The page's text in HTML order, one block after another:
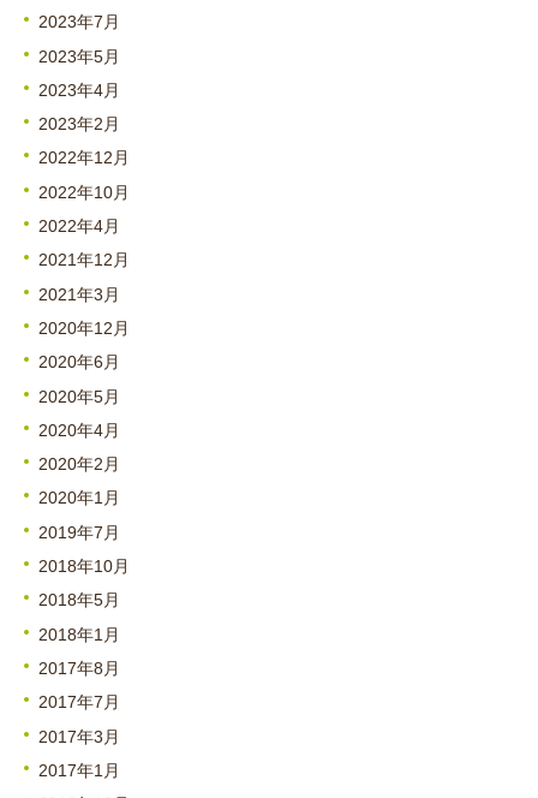
2023年7月
2023年5月
2023年4月
2023年2月
2022年12月
2022年10月
2022年4月
2021年12月
2021年3月
2020年12月
2020年6月
2020年5月
2020年4月
2020年2月
2020年1月
2019年7月
2018年10月
2018年5月
2018年1月
2017年8月
2017年7月
2017年3月
2017年1月